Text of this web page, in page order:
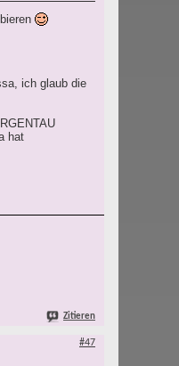
ich glaub die
hat
Zitieren
#47